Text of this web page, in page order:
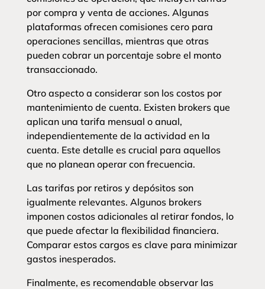
por compra y venta de acciones. Algunas
plataformas ofrecen comisiones cero para
operaciones sencillas, mientras que otras
pueden cobrar un porcentaje sobre el monto
transaccionado.
Otro aspecto a considerar son los costos por
mantenimiento de cuenta. Existen brokers que
aplican una tarifa mensual o anual,
independientemente de la actividad en la
cuenta. Este detalle es crucial para aquellos
que no planean operar con frecuencia.
Las tarifas por retiros y depósitos son
igualmente relevantes. Algunos brokers
imponen costos adicionales al retirar fondos, lo
que puede afectar la flexibilidad financiera.
Comparar estos cargos es clave para minimizar
gastos inesperados.
Finalmente, es recomendable observar las